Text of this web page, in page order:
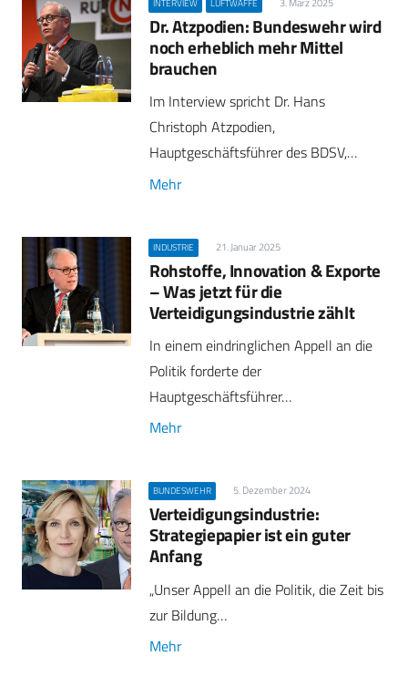
INTERVIEW LUFTWAFFE
Dr. Atzpodien: Bundeswehr wird
noch erheblich mehr Mittel
brauchen
Im Interview spricht Dr. Hans
Christoph Atzpodien,
Hauptgeschäftsführer des BDSV,…
Mehr
INDUSTRIE 21. Januar 2025
Rohstoffe, Innovation & Exporte
– Was jetzt für die
Verteidigungsindustrie zählt
In einem eindringlichen Appell an die
Politik forderte der
Hauptgeschäftsführer…
Mehr
BUNDESWEHR 5. Dezember 2024
Verteidigungsindustrie:
Strategiepapier ist ein guter
Anfang
„Unser Appell an die Politik, die Zeit bis
zur Bildung…
Mehr